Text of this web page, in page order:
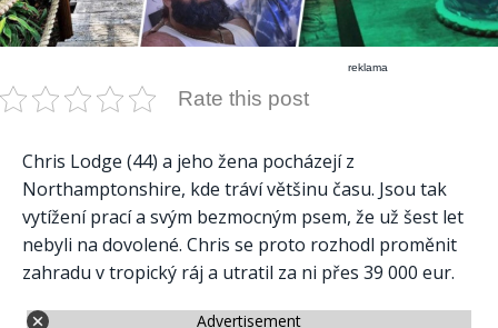
reklama
Rate this post
Chris Lodge (44) a jeho žena pocházejí z
Northamptonshire, kde tráví většinu času. Jsou tak
vytížení prací a svým bezmocným psem, že už šest let
nebyli na dovolené. Chris se proto rozhodl proměnit
zahradu v tropický ráj a utratil za ni přes 39 000 eur.
Advertisement